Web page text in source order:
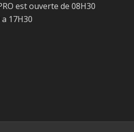
est ouverte de 08H30
17H30